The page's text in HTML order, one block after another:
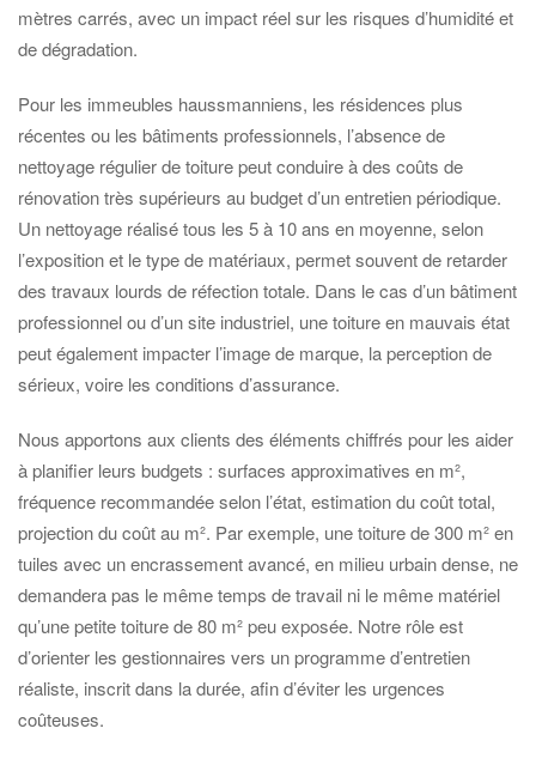
mètres carrés, avec un impact réel sur les risques d’humidité et
de dégradation.
Pour les immeubles haussmanniens, les résidences plus
récentes ou les bâtiments professionnels, l’absence de
nettoyage régulier de toiture peut conduire à des coûts de
rénovation très supérieurs au budget d’un entretien périodique.
Un nettoyage réalisé tous les 5 à 10 ans en moyenne, selon
l’exposition et le type de matériaux, permet souvent de retarder
des travaux lourds de réfection totale. Dans le cas d’un bâtiment
professionnel ou d’un site industriel, une toiture en mauvais état
peut également impacter l’image de marque, la perception de
sérieux, voire les conditions d’assurance.
Nous apportons aux clients des éléments chiffrés pour les aider
à planifier leurs budgets : surfaces approximatives en m²,
fréquence recommandée selon l’état, estimation du coût total,
projection du coût au m². Par exemple, une toiture de 300 m² en
tuiles avec un encrassement avancé, en milieu urbain dense, ne
demandera pas le même temps de travail ni le même matériel
qu’une petite toiture de 80 m² peu exposée. Notre rôle est
d’orienter les gestionnaires vers un programme d’entretien
réaliste, inscrit dans la durée, afin d’éviter les urgences
coûteuses.